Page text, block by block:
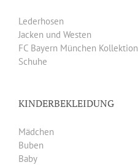
Lederhosen
Jacken und Westen
FC Bayern München Kollektion
Schuhe
KINDERBEKLEIDUNG
Mädchen
Buben
Baby